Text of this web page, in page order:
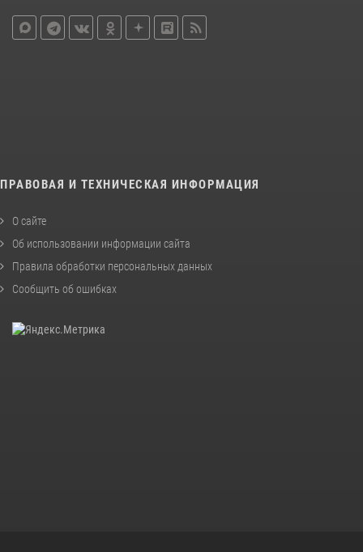
ПРАВОВАЯ И ТЕХНИЧЕСКАЯ ИНФОРМАЦИЯ
О сайте
Об использовании информации сайта
Правила обработки персональных данных
Сообщить об ошибках